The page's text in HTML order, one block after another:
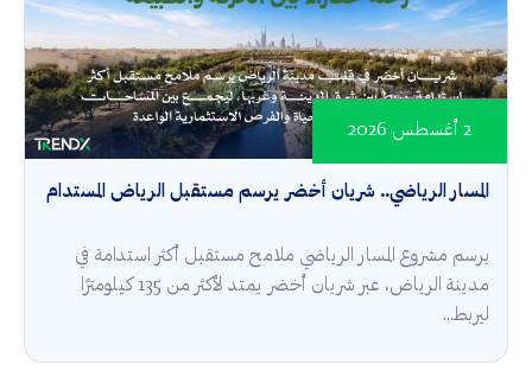
المسار الرياضي.. شريان أخضر يرسم مستقبل الرياض المستدام
2 أغسطس 2026
يرسم مشروع المسار الرياضي ملامح مستقبل أكثر استدامة في
مدينة الرياض، عبر شريان أخضر يمتد لأكثر من 135 كيلومترًا
ليربط...